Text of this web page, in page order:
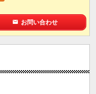
お問い合わせ